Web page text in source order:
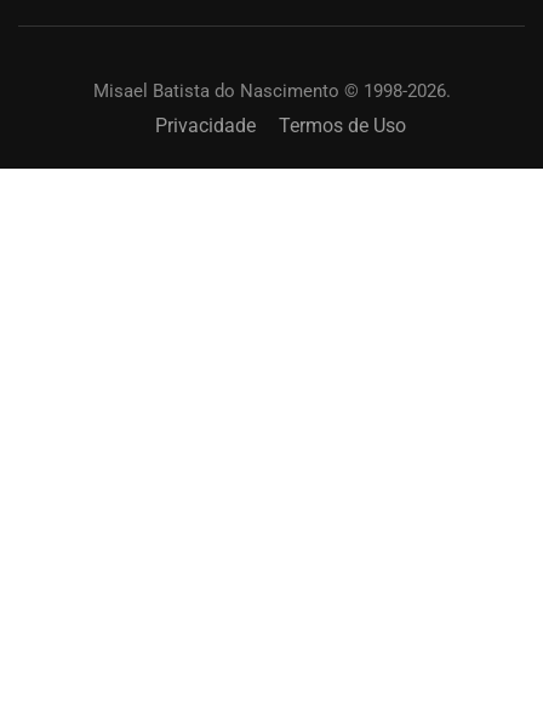
Misael Batista do Nascimento © 1998-2026.
Privacidade Termos de Uso